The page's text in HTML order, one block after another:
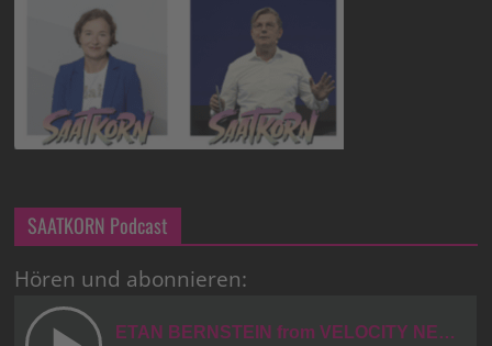
SAATKORN Podcast
Hören und abonnieren: